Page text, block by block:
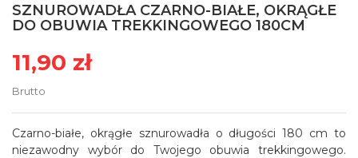
SZNUROWADŁA CZARNO-BIAŁE, OKRĄGŁE
DO OBUWIA TREKKINGOWEGO 180CM
11,90 zł
Brutto
Czarno-białe, okrągłe sznurowadła o długości 180 cm to
niezawodny wybór do Twojego obuwia trekkingowego.